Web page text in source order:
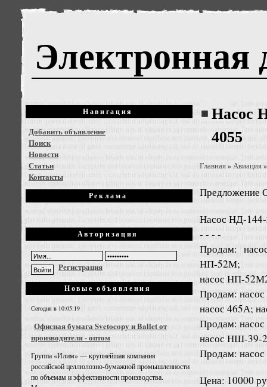
Электронная
Навигация
Добавить объявление
Поиск
Новости
Статьи
Контакты
Реклама
Авторизация
Регистрация
Новые объявления
Сегодня в 10:05:19
Офисная бумага Svetocopy и Ballet от
производителя - оптом
Группа «Илим» — крупнейшая компания
российской целлюлозно-бумажной промышленности
по объемам и эффективности производства.
Насос
4055
Главная»Авиация
Предложение
Насос НД-144-
- - - -
Продам:
НП-52М;
насос НП-
Продам:
насос 465А;
Продам:
насос НШ-39-
Продам:
Цена: 10000